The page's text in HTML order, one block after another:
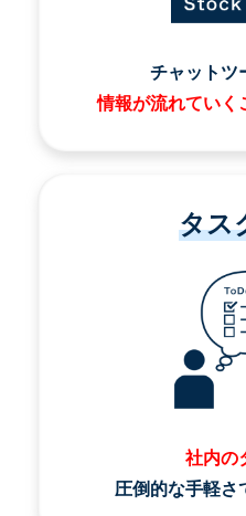
チャットツ
情報が流れていく
タス
社内の
圧倒的な手軽さ